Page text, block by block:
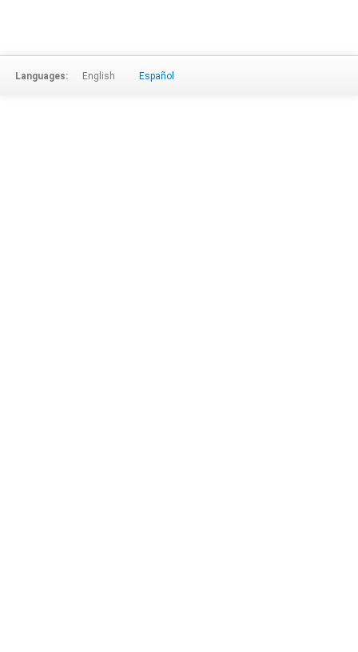
Languages: English Español